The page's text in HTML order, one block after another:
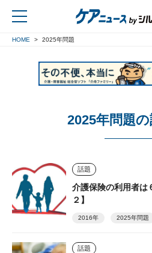
HOME 2025年問題
2025年問題
話題
介護保険の利用者
２】
2016年 2025年問題
話題